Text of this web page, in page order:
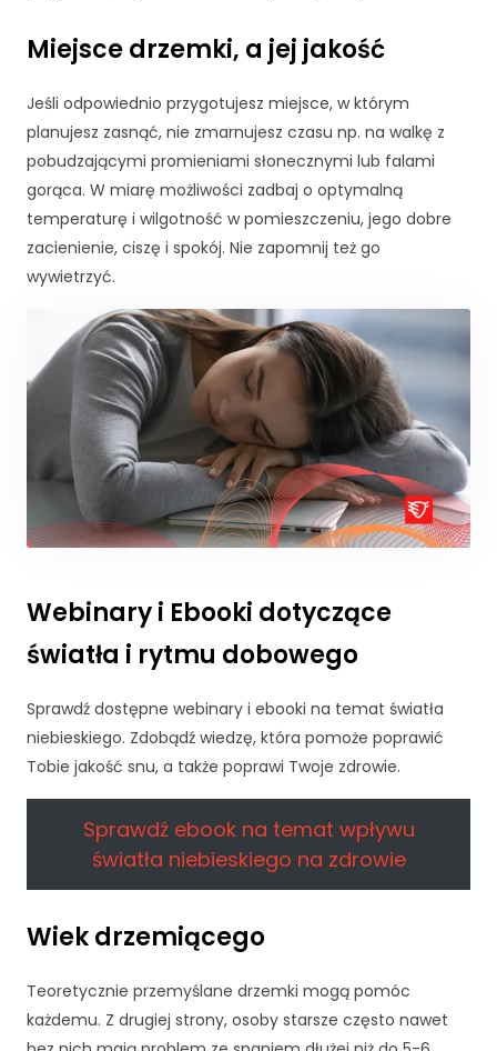
Miejsce drzemki, a jej jakość
Jeśli odpowiednio przygotujesz miejsce, w którym
planujesz zasnąć, nie zmarnujesz czasu np. na walkę z
pobudzającymi promieniami słonecznymi lub falami
gorąca. W miarę możliwości zadbaj o optymalną
temperaturę i wilgotność w pomieszczeniu, jego dobre
zacienienie, ciszę i spokój. Nie zapomnij też go
wywietrzyć.
Webinary i Ebooki dotyczące
światła i rytmu dobowego
Sprawdź dostępne webinary i ebooki na temat światła
niebieskiego. Zdobądź wiedzę, która pomoże poprawić
Tobie jakość snu, a także poprawi Twoje zdrowie.
Sprawdź ebook na temat wpływu
światła niebieskiego na zdrowie
Wiek drzemiącego
Teoretycznie przemyślane drzemki mogą pomóc
każdemu. Z drugiej strony, osoby starsze często nawet
k
A
b
ś
m
y
m
gl
p
n
k
n
al
n
ś
ć
ru
st
o
y
in